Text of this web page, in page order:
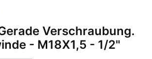
Verschraubung.
- M18X1,5 - 1/2"